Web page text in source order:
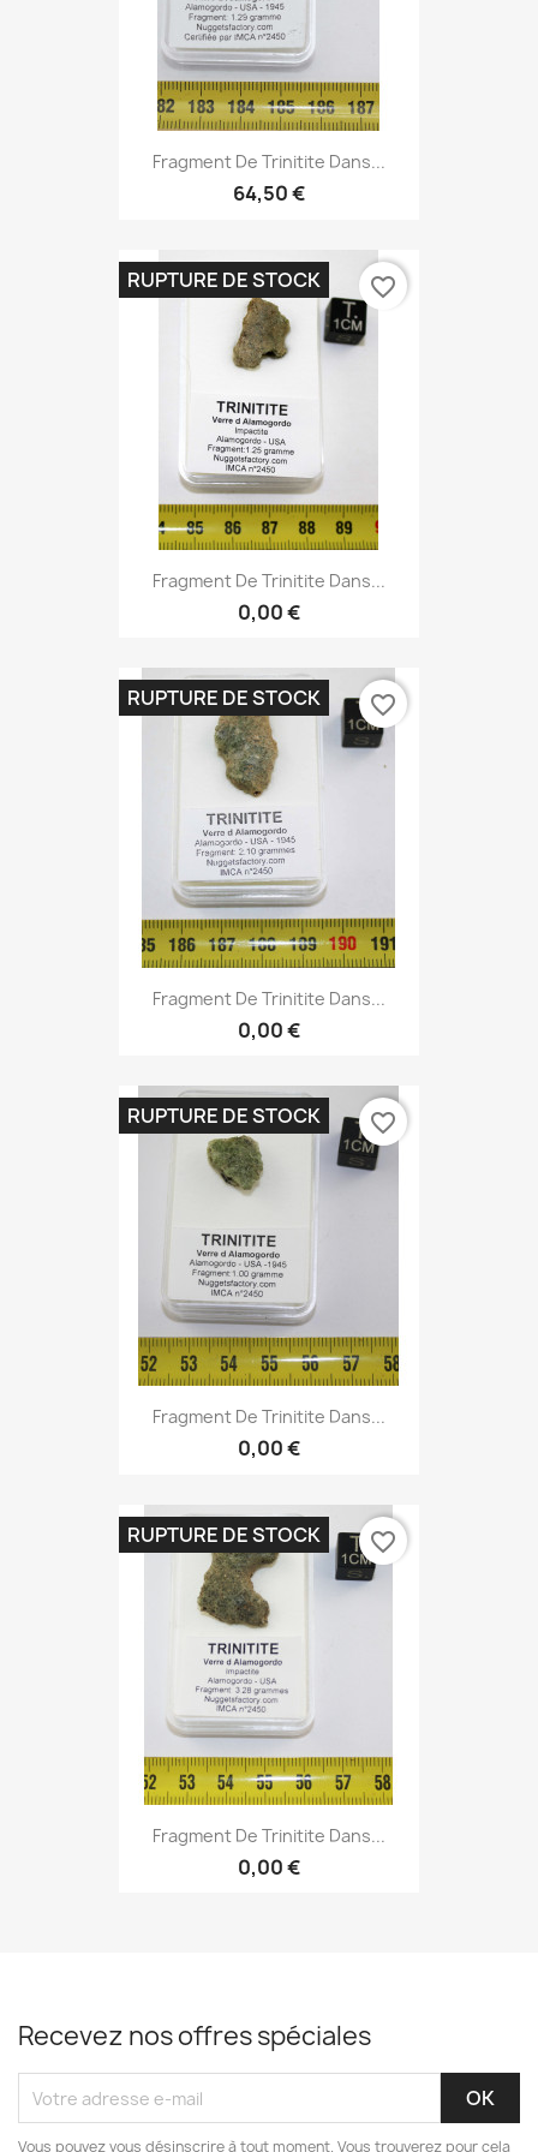
Fragment De Trinitite Dans...
64,50 €
Fragment De Trinitite Dans...
0,00 €
RUPTURE DE STOCK favorite_border
Fragment De Trinitite Dans...
0,00 €
RUPTURE DE STOCK favorite_border
Fragment De Trinitite Dans...
0,00 €
RUPTURE DE STOCK favorite_border
Fragment De Trinitite Dans...
0,00 €
RUPTURE DE STOCK favorite_border
Recevez nos offres spéciales
Vous pouvez vous désinscrire à tout moment. Vous trouverez pour cela